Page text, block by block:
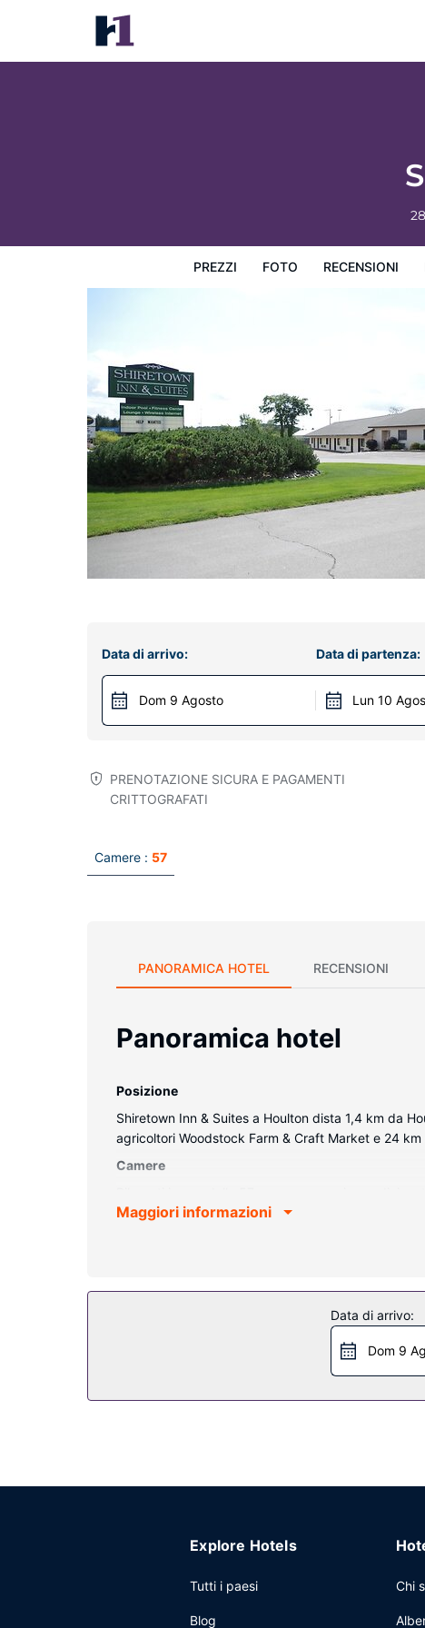
PREZZI FOTO RECENSIONI
Shiretown Inn & Suites
Prezzi
Data di arrivo:
Dom 9 Agosto
Data di partenza:
Lun 10
PRENOTAZIONE SICURA E PAGAMENTI
CRITTOGRAFATI
Camere : 57
PANORAMICA HOTEL RECENSIONI
Panoramica hotel
Posizione
Shiretown Inn & Suites a Houlton dista 1,4 km da
agricoltori Woodstock Farm & Craft Market e 24
Camere
mentre la TV con canali via cavo è l'ideale per
Shiretown Inn & Suites vanta un buon ristorante,
Maggiori informazioni
Data di arrivo:
Dom 9
Explore Hotels
Tutti i paesi
Blog
Chi